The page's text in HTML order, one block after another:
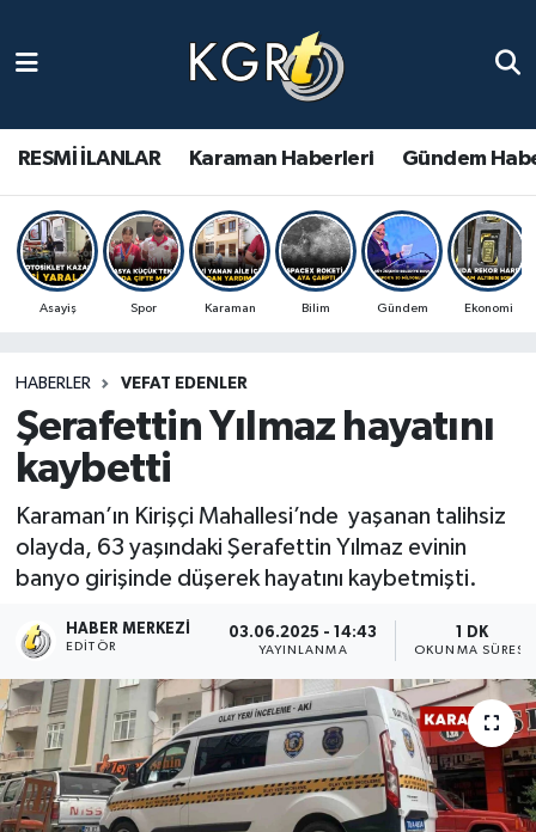
RESMİ İLANLAR Karaman Haberleri Gündem
Asayiş Spor Karaman Bilim Gündem Ekonomi
HABERLER VEFAT EDENLER
Şerafettin Yılmaz hayatını
kaybetti
Karaman’ın Kirişçi Mahallesi’nde yaşanan talihsiz
olayda, 63 yaşındaki Şerafettin Yılmaz evinin
banyo girişinde düşerek hayatını kaybetmişti.
HABER MERKEZI
EDITÖR
03.06.2025 - 14:43
YAYINLANMA
1 DK
OKUNMA SÜRESI
Gündem Haberleri
Güncel Haberler
Spor Haberleri
Ulusal Haberler
Vefat Edenler